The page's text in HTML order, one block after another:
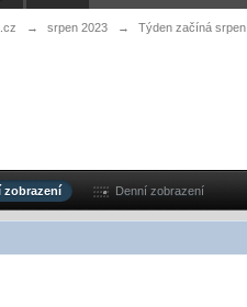
→ srpen 2023 → Týden začíná
Denní zobrazení